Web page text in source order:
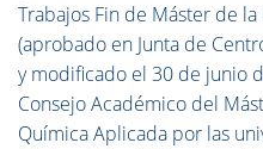
Trabajos Fin de Máster de
(aprobado en Junta de
y modificado el 30 de junio
Consejo Académico del
Química Aplicada por las